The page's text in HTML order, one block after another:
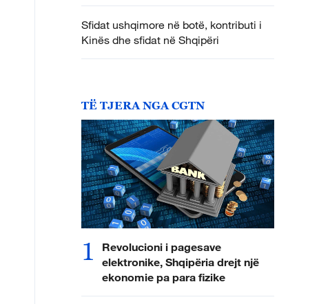
Sfidat ushqimore në botë, kontributi i
Kinës dhe sfidat në Shqipëri
TË TJERA NGA CGTN
1
Revolucioni i pagesave
elektronike, Shqipëria drejt një
ekonomie pa para fizike